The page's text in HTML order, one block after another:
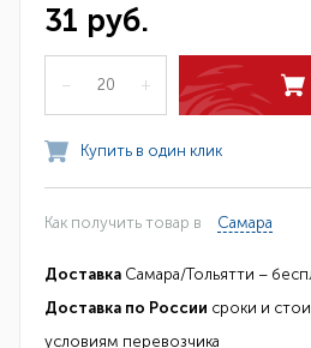
31 руб.
– +
Купить в один клик
Как получить товар в Самара
Доставка Самара/Тольятти –
Доставка по России сроки и
условиям перевозчика